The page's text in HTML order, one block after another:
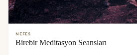
NEFES
Birebir Meditasyon Seansları